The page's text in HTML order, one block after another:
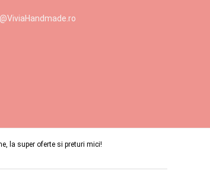
la super oferte si preturi mici!